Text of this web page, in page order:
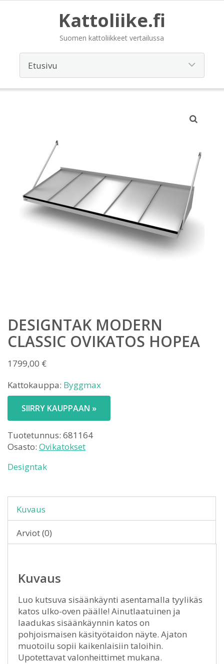
Kattoliike.fi
Suomen kattoliikkeet vertailussa
DESIGNTAK MODERN
CLASSIC OVIKATOS HOPEA
1799,00 €
Kattokauppa: Byggmax
SIIRRY KAUPPAAN »
Tuotetunnus: 681164
Osasto: Ovikatokset
Designtak
Kuvaus
Arviot (0)
Kuvaus
Luo kutsuva sisäänkäynti asentamalla tyylikäs
katos ulko-oven päälle! Ainutlaatuinen ja
laadukas sisäänkäynnin katos on
pohjoismaisen käsityötaidon näyte. Ajaton
muotoilu sopii kaikenlaisiin taloihin.
Upotettavat valonheittimet mukana.